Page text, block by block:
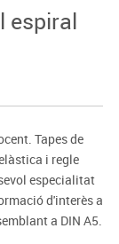
espiral
Tapes de
i regle
especialitat
d'interès a
a DIN A5.